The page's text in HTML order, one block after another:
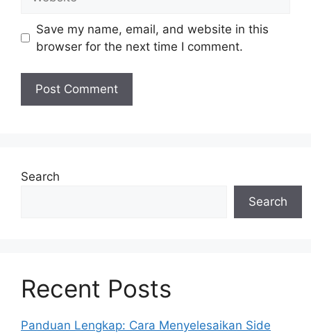
Save my name, email, and website in this
browser for the next time I comment.
Search
Search
Recent Posts
Panduan Lengkap: Cara Menyelesaikan Side